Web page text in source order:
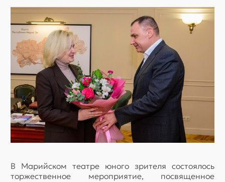
В Марийском театре юного зрителя состоялось
торжественное мероприятие, посвященное